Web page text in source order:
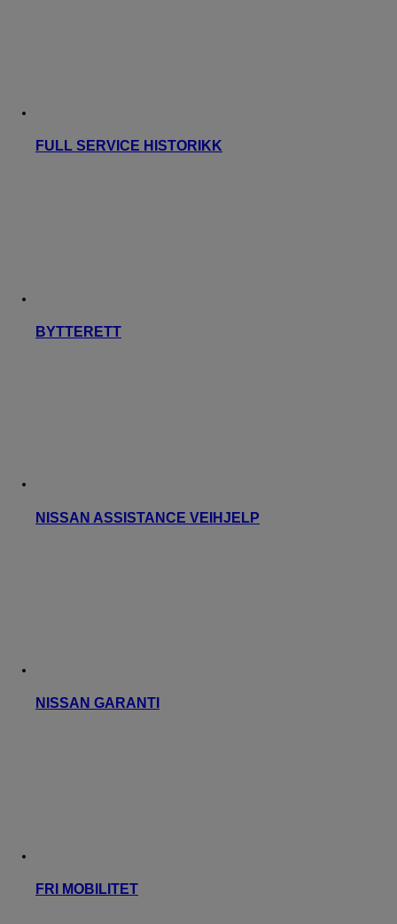
FULL SERVICE HISTORIKK
BYTTERETT
NISSAN ASSISTANCE VEIHJELP
NISSAN GARANTI
FRI MOBILITET